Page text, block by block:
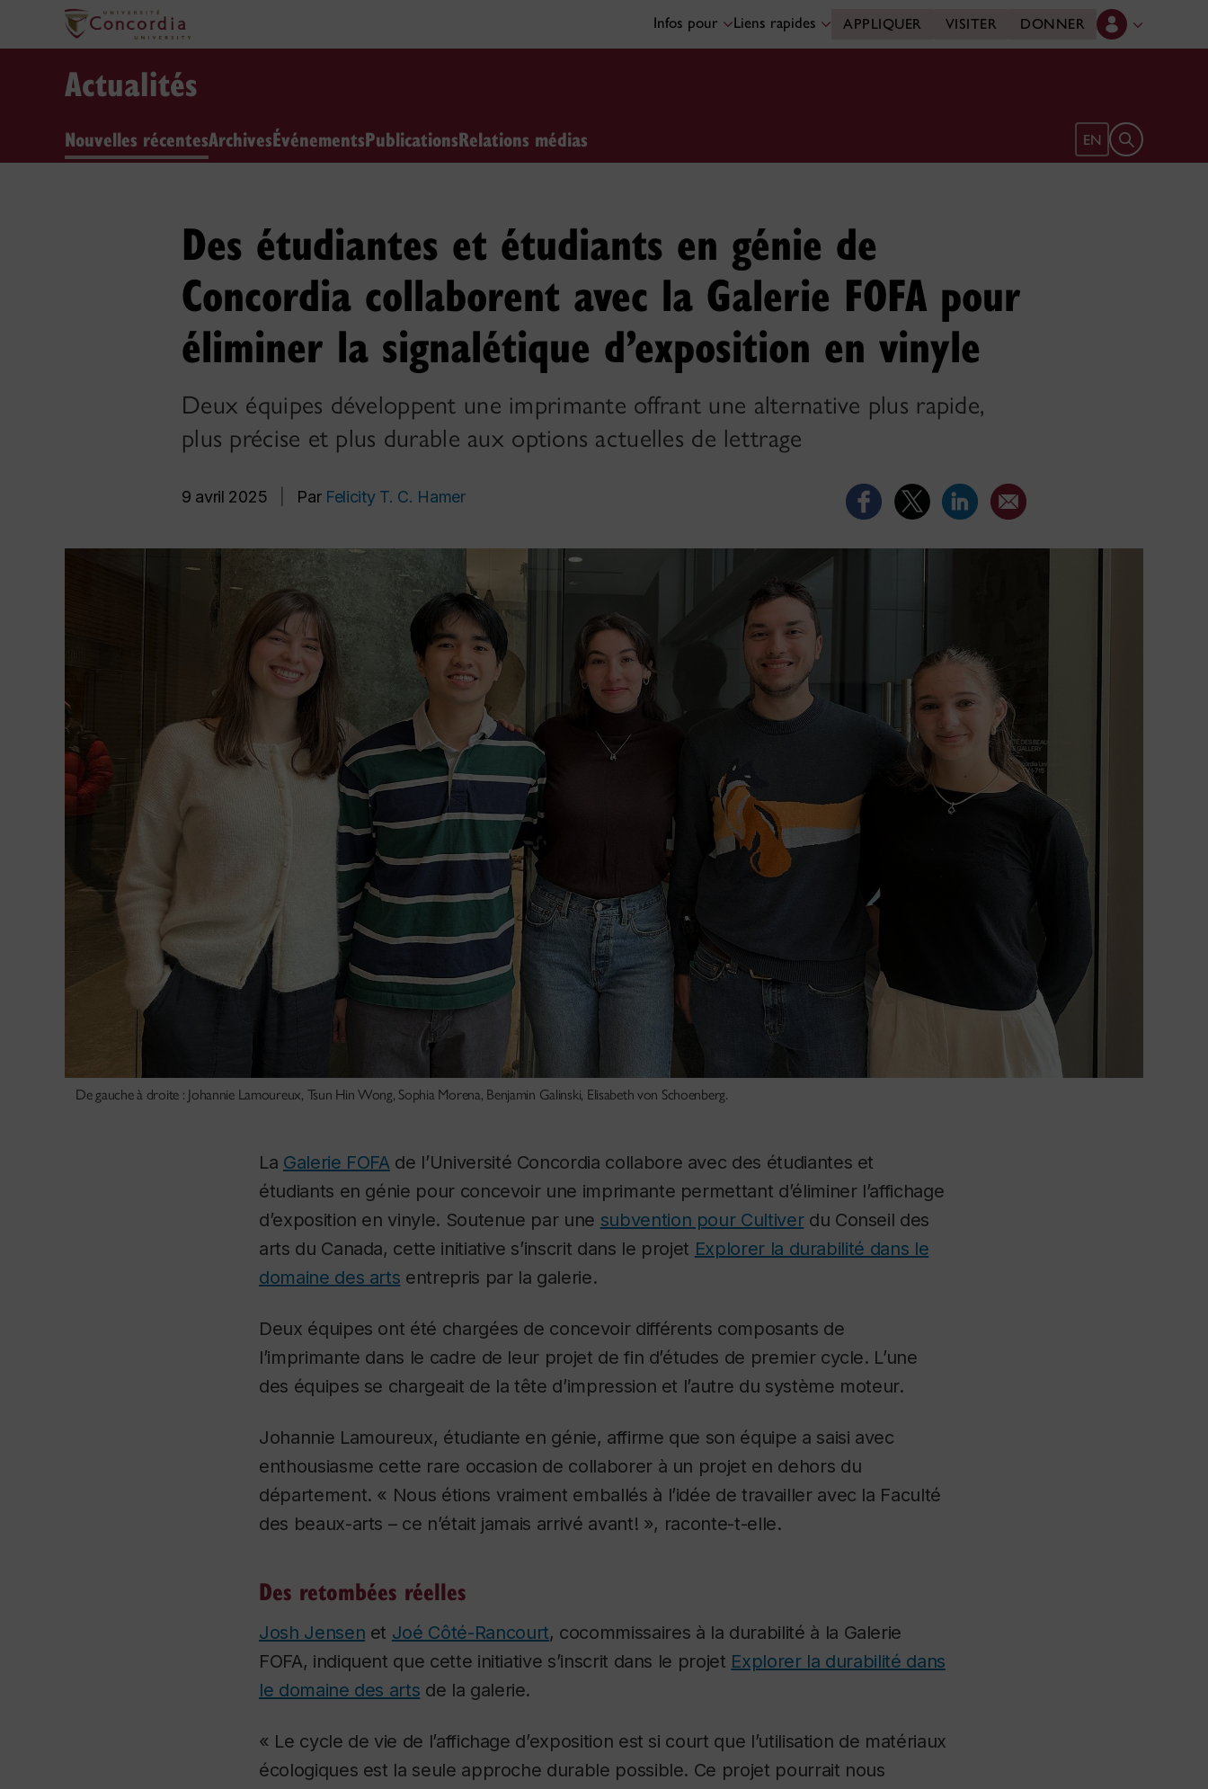
Infos pour Liens rapides APPLIQUER VISITER DONNER
Actualités
Nouvelles récentesArchivesÉvénementsPublicationsRelations médias EN Ouvrir le
Des étudiantes et étudiants en génie de
Concordia collaborent avec la Galerie FOFA pour
éliminer la signalétique d’exposition en vinyle
Deux équipes développent une imprimante offrant une alternative plus rapide,
plus précise et plus durable aux options actuelles de lettrage
9 avril 2025 Par Felicity T. C. Hamer
De gauche à droite : Johannie Lamoureux, Tsun Hin Wong, Sophia Morena, Benjamin Galinski, Elisabeth von Schoenberg.
La Galerie FOFAde l’Université Concordia collabore avec des étudiantes et
étudiants en génie pour concevoir une imprimante permettant d’éliminer l’affichage
d’exposition en vinyle. Soutenue par une subvention pour Cultiverdu Conseil des
arts du Canada, cette initiative s’inscrit dans le projet Explorer la durabilité dans le
domaine des arts entrepris par la galerie.
Deux équipes ont été chargées de concevoir différents composants de
l’imprimante dans le cadre de leur projet de fin d’études de premier cycle. L’une
des équipes se chargeait de la tête d’impression et l’autre du système moteur.
Johannie Lamoureux, étudiante en génie, affirme que son équipe a saisi avec
enthousiasme cette rare occasion de collaborer à un projet en dehors du
département. « Nous étions vraiment emballés à l’idée de travailler avec la Faculté
des beaux-arts – ce n’était jamais arrivé avant! », raconte-t-elle.
Des retombées réelles
Josh Jensen et Joé Côté-Rancourt, cocommissaires à la durabilité à la Galerie
FOFA, indiquent que cette initiative s’inscrit dans le projet Explorer la durabilité dans
le domaine des arts de la galerie.
« Le cycle de vie de l’affichage d’exposition est si court que l’utilisation de matériaux
écologiques est la seule approche durable possible. Ce projet pourrait nous